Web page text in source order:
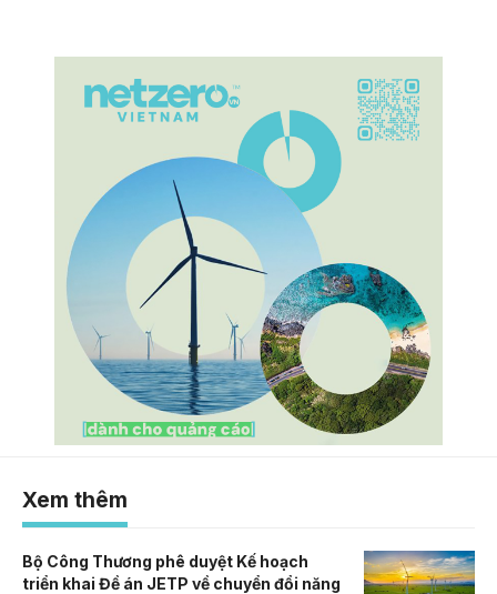
Xem thêm
Bộ Công Thương phê duyệt Kế hoạch
triển khai Đề án JETP về chuyển đổi năng